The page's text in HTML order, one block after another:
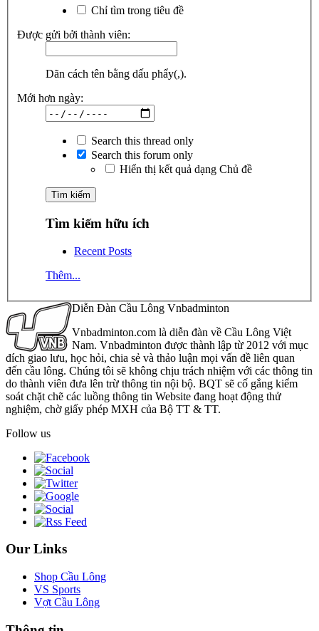
Chỉ tìm trong tiêu đề
Được gửi bởi thành viên:
Dãn cách tên bằng dấu phẩy(,).
Mới hơn ngày:
Search this thread only
Search this forum only
Hiển thị kết quả dạng Chủ đề
Tìm kiếm hữu ích
Recent Posts
Thêm...
Diễn Đàn Cầu Lông Vnbadminton
Vnbadminton.com là diễn đàn về Cầu Lông Việt
Nam. Vnbadminton được thành lập từ 2012 với mục
đích giao lưu, học hỏi, chia sẻ và thảo luận mọi vấn đề liên quan
đến cầu lông. Chúng tôi sẽ không chịu trách nhiệm với các thông tin
do thành viên đưa lên trừ thông tin nội bộ. BQT sẽ cố gắng kiểm
soát chặt chẽ các luồng thông tin Website đang hoạt động thử
nghiệm, chờ giấy phép MXH của Bộ TT & TT.
Follow us
Our Links
Shop Cầu Lông
VS Sports
Vợt Cầu Lông